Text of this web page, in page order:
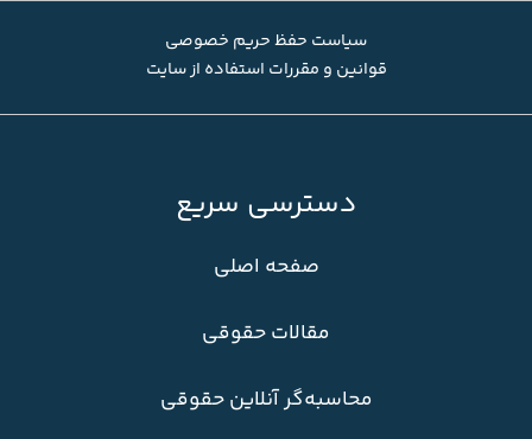
سیاست حفظ حریم خصوصی
قوانین و مقررات استفاده از سایت
دسترسی سریع
صفحه اصلی
مقالات حقوقی
محاسبه‌گر آنلاین حقوقی